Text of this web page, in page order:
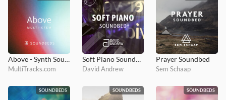
Above - Synth Soundbeds
MultiTracks.com
Soft Piano Soundbed
David Andrew
Prayer Soundbed
Sem Schaap
SOUNDBEDS SOUNDBEDS SOUNDBEDS